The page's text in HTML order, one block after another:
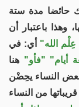
حائضا مدة ستة
وهذا باعتبار أن
الله" أي: في
أيام" "فأو" هنا
بعض النساء يحِضْن
من النساء